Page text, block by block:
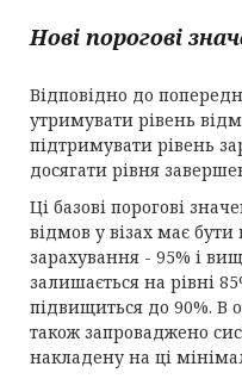
Нові порогові
Відповідно до
утримувати рівень
підтримувати рівень
досягати рівня
Ці базові порогові
відмов у візах має
зарахування - 95% і
залишається на рівні
підвищиться до 90%. В
також запроваджено
накладену на ці